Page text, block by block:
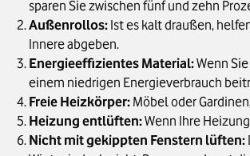
sparen Sie zwischen fünf und zehn
Außenrollos: Ist es kalt draußen,
Innere abgeben.
Energieeffizientes Material:Wenn
einem niedrigen Energieverbrauch
Freie Heizkörper: Möbel oder
Heizung entlüften:Wenn Ihre
Nicht mit gekippten Fenstern lüften: